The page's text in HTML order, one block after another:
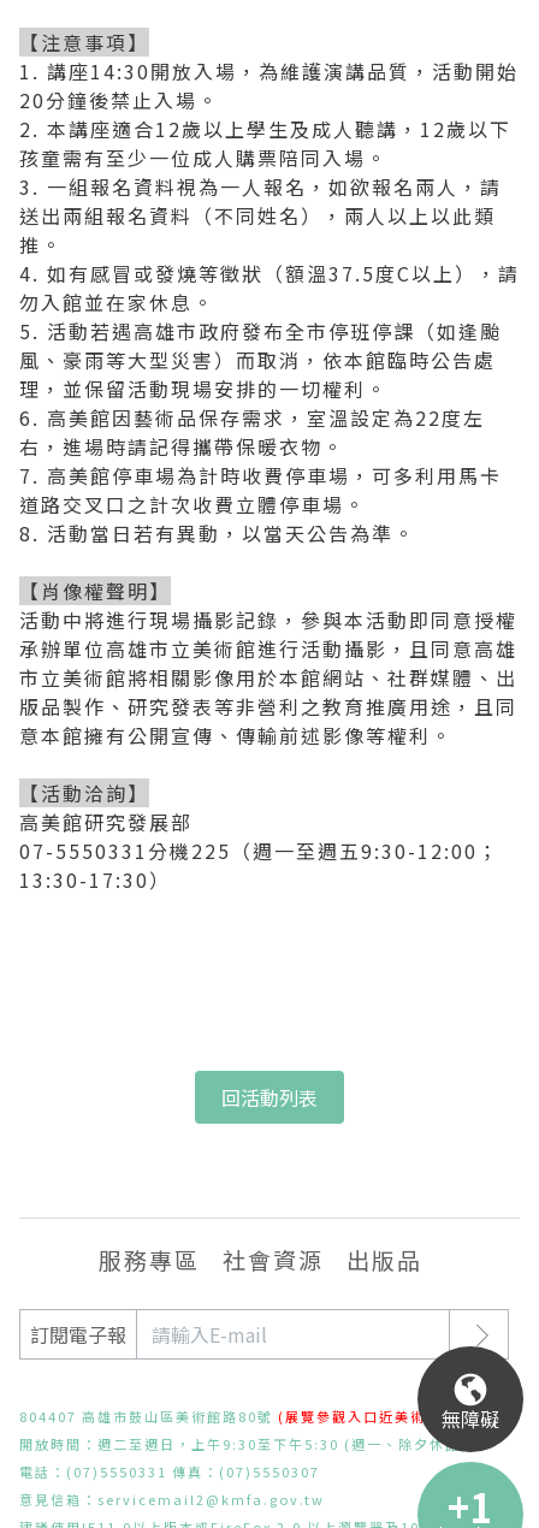
【注意事項】
1. 講座14:30開放入場，為維護演講品質，活動開始
20分鐘後禁止入場。
2. 本講座適合12歲以上學生及成人聽講，12歲以下
孩童需有至少一位成人購票陪同入場。
3. 一組報名資料視為一人報名，如欲報名兩人，請
送出兩組報名資料（不同姓名），兩人以上以此類
推。
4. 如有感冒或發燒等徵狀（額溫37.5度C以上），請
勿入館並在家休息。
5. 活動若遇高雄市政府發布全市停班停課（如逢颱
風、豪雨等大型災害）而取消，依本館臨時公告處
理，並保留活動現場安排的一切權利。
6. 高美館因藝術品保存需求，室溫設定為22度左
右，進場時請記得攜帶保暖衣物。
7. 高美館停車場為計時收費停車場，可多利用馬卡
道路交叉口之計次收費立體停車場。
8. 活動當日若有異動，以當天公告為準。
【肖像權聲明】
活動中將進行現場攝影記錄，參與本活動即同意授權
承辦單位高雄市立美術館進行活動攝影，且同意高雄
市立美術館將相關影像用於本館網站、社群媒體、出
版品製作、研究發表等非營利之教育推廣用途，且同
意本館擁有公開宣傳、傳輸前述影像等權利。
【活動洽詢】
高美館研究發展部
07-5550331分機225（週一至週五9:30-12:00；
13:30-17:30）
回活動列表
服務專區 社會資源 出版品
訂閱電子報
804407 高雄市鼓山區美術館路80號 (展覽參觀入口近美術東二路)
開放時間：週二至週日，上午9:30至下午5:30 (週一、除夕休館)
電話：(07)5550331 傳真：(07)5550307
意見信箱： servicemail2@kmfa.gov.tw
無障礙